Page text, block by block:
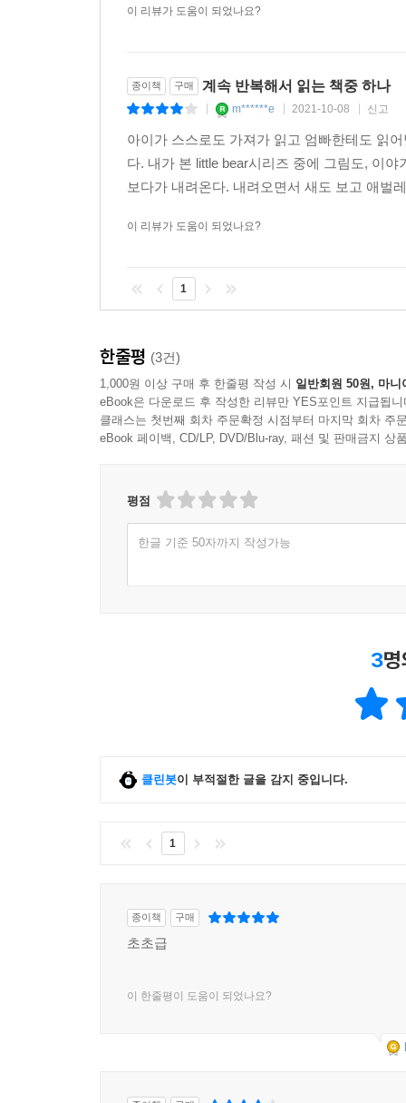
이 리뷰가 도움이 되었나요?
종이책 구매 계속 반복해서 읽는 책중 하나
m******e 2021-10-08 신고
아이가 스스로도 가져가 읽고 엄빠한테도 읽
다. 내가 본 little bear시리즈 중에 그림도, 이
보다가 내려온다. 내려오면서 새도 보고 애벌
이 리뷰가 도움이 되었나요?
1
한줄평 (3건)
1,000원 이상 구매 후 한줄평 작성 시 일반회원 50원, 마니
eBook은 다운로드 후 작성한 리뷰만 YES포인트 지급됩니
클래스는 첫번째 회차 주문확정 시점부터 마지막 회차 주
eBook 페이백, CD/LP, DVD/Blu-ray, 패션 및 판매금지 상
평점
한글 기준 50자까지 작성가능
3
클린봇이 부적절한 글을 감지 중입니다.
1
종이책 구매
초초급
이 한줄평이 도움이 되었나요?